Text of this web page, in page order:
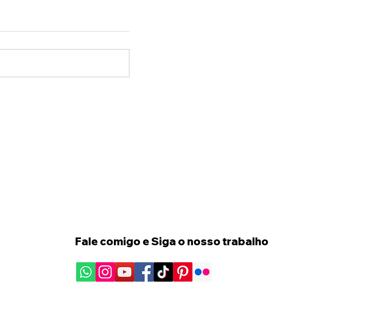
Fale comigo e Siga o nosso trabalho